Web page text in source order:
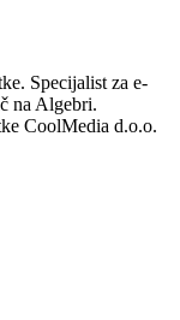
Specijalist za e-
na Algebri.
CoolMedia d.o.o.